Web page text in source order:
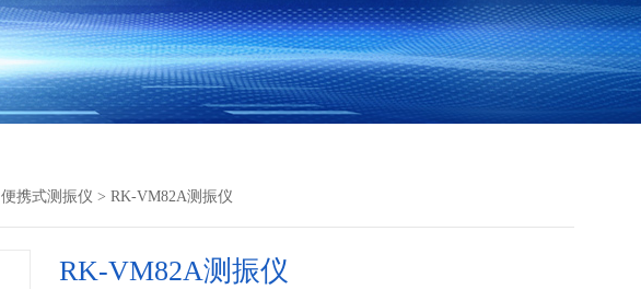
便携式测振仪 > RK-VM82A测振仪
RK-VM82A测振仪